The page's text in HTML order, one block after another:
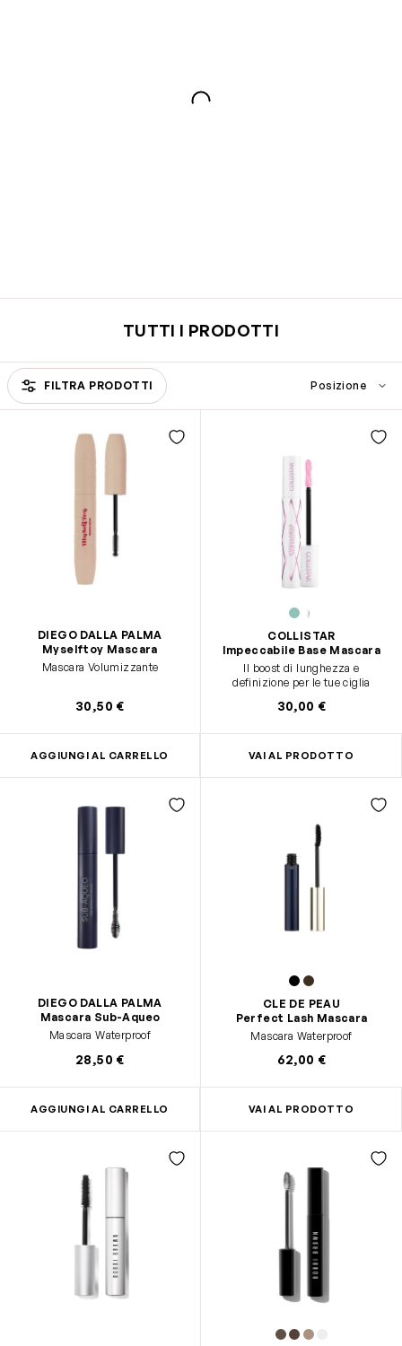
TUTTI I PRODOTTI
FILTRA PRODOTTI
Passa all'elenco prodotti
DIEGO DALLA PALMA
Myselftoy Mascara
Mascara Volumizzante
30,50 €
AGGIUNGI AL CARRELLO
COLLISTAR
Impeccabile Base Mascara
Il boost di lunghezza e
definizione per le tue ciglia
30,00 €
VAI AL PRODOTTO
DIEGO DALLA PALMA
Mascara Sub-Aqueo
Mascara Waterproof
28,50 €
AGGIUNGI AL CARRELLO
CLE DE PEAU
Perfect Lash Mascara
Mascara Waterproof
62,00 €
VAI AL PRODOTTO